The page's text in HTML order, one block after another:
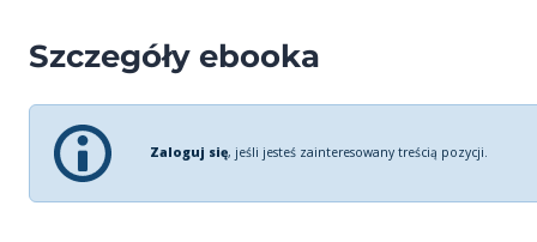
Szczegóły ebooka
Zaloguj się, jeśli jesteś zainteresowany treścią pozycji.